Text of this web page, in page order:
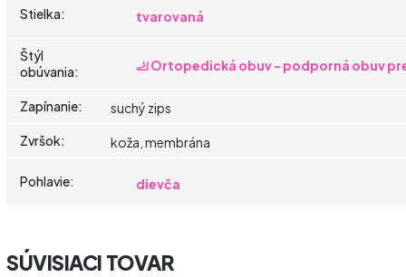
Stielka: tvarovaná
Štýl
obúvania: 🦶 Ortopedická obuv - podporná obuv
Zapínanie:
suchý zips
Zvršok: koža, membrána
Pohlavie: dievča
SÚVISIACI TOVAR